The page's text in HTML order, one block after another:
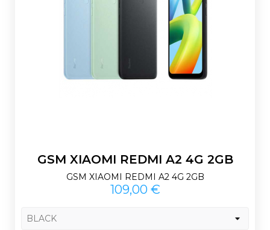
GSM XIAOMI REDMI A2 4G 2GB
GSM XIAOMI REDMI A2 4G 2GB
Prix
109,00 €